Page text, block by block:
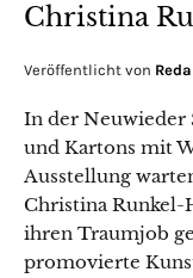
Christina
Veröffentlicht von
In der Neuwieder
und Kartons mit
Ausstellung
Christina
ihren Traumjob
promovierte